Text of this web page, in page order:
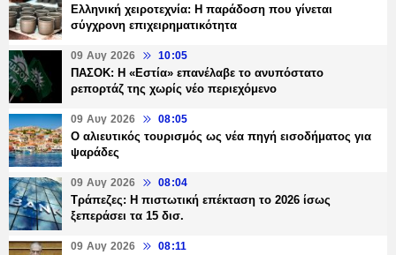
Ελληνική χειροτεχνία: Η παράδοση που γίνεται
σύγχρονη επιχειρηματικότητα
09 Αυγ 2026 10:05
ΠΑΣΟΚ: Η «Εστία» επανέλαβε το ανυπόστατο
ρεπορτάζ της χωρίς νέο περιεχόμενο
09 Αυγ 2026 08:05
Ο αλιευτικός τουρισμός ως νέα πηγή εισοδήματος για
ψαράδες
09 Αυγ 2026 08:04
Τράπεζες: H πιστωτική επέκταση το 2026 ίσως
ξεπεράσει τα 15 δισ.
09 Αυγ 2026 08:11